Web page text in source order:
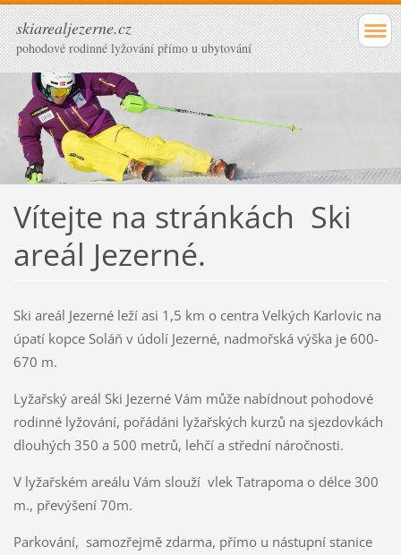
skiarealjezerne.cz
pohodové rodinné lyžování přímo u ubytování
Vítejte na stránkách Ski
areál Jezerné.
Ski areál Jezerné leží asi 1,5 km o centra Velkých Karlovic na
úpatí kopce Soláň v údolí Jezerné, nadmořská výška je 600-
670 m.
Lyžařský areál Ski Jezerné Vám může nabídnout pohodové
rodinné lyžování, pořádáni lyžařských kurzů na sjezdovkách
dlouhých 350 a 500 metrů, lehčí a střední náročnosti.
V lyžařském areálu Vám slouží vlek Tatrapoma o délce 300
m., převýšení 70m.
Parkování, samozřejmě zdarma, přímo u nástupní stanice